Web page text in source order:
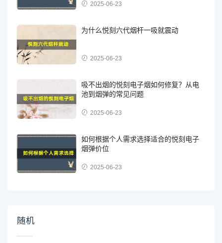
2025-06-23
为什么悦刻六代烟杆一吸就震动
2025-06-23
吸不出烟的悦刻电子烟如何修复？从电
池到烟弹的常见问题
2025-06-23
如何根据个人需求选择适合的悦刻电子
烟弹价位
2025-06-23
随机